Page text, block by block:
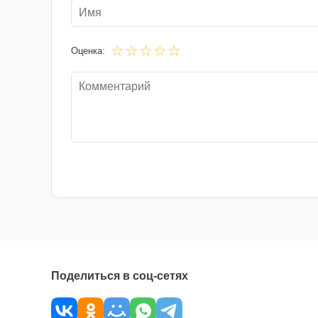
Оценка:
Поделиться в соц-сетях